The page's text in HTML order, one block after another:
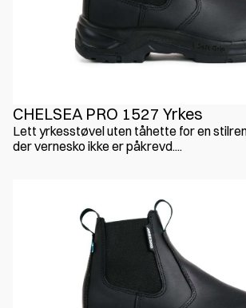
CHELSEA PRO 1527 Yrkes
Lett yrkesstøvel uten tåhette for en
der vernesko ikke er påkrevd....